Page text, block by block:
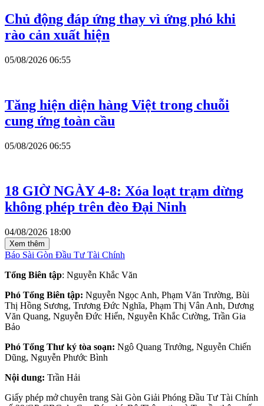
Chủ động đáp ứng thay vì ứng phó khi
rào cản xuất hiện
05/08/2026 06:55
Tăng hiện diện hàng Việt trong chuỗi
cung ứng toàn cầu
05/08/2026 06:55
18 GIỜ NGÀY 4-8: Xóa loạt trạm dừng
không phép trên đèo Đại Ninh
04/08/2026 18:00
Xem thêm
Báo Sài Gòn Đầu Tư Tài Chính
Tổng Biên tập: Nguyễn Khắc Văn
Phó Tổng Biên tập: Nguyễn Ngọc Anh, Phạm Văn Trường, Bùi
Thị Hồng Sương, Trương Đức Nghĩa, Phạm Thị Vân Anh, Dương
Văn Quang, Nguyễn Đức Hiển, Nguyễn Khắc Cường, Trần Gia
Bảo
Phó Tổng Thư ký tòa soạn: Ngô Quang Trưởng, Nguyễn Chiến
Dũng, Nguyễn Phước Bình
Nội dung: Trần Hải
Giấy phép mở chuyên trang Sài Gòn Giải Phóng Đầu Tư Tài Chính